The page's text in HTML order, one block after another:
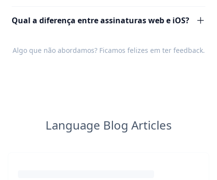
Qual a diferença entre assinaturas web e iOS?
Algo que não abordamos? Ficamos felizes em ter feedback.
Language Blog Articles